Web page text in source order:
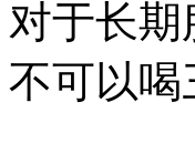
对于长
不可以喝